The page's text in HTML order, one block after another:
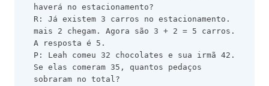
haverá no estacionamento?
R: Já existem 3 carros no estacionamento.
mais 2 chegam. Agora são 3 + 2 = 5 carros.
A resposta é 5.
P: Leah comeu 32 chocolates e sua irmã 42.
Se elas comeram 35, quantos pedaços
sobraram no total?